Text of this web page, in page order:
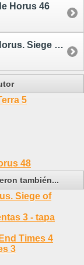
Horus 46
La Guerra Solar / La Herejía de Horus. Siege of Terra 1
5
48
también...
Siege of
3 - tapa
Times 4
3